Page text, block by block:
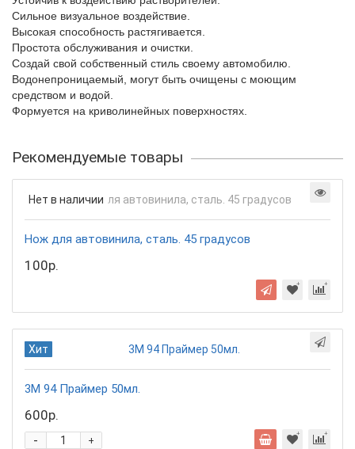
Сильное визуальное воздействие.
Высокая способность растягивается.
Простота обслуживания и очистки.
Создай свой собственный стиль своему автомобилю.
Водонепроницаемый, могут быть очищены с моющим
средством и водой.
Формуется на криволинейных поверхностях.
Рекомендуемые товары
Нет в наличии
Нож для автовинила, сталь. 45 градусов
100р.
Хит
3М 94 Праймер 50мл.
600р.
+
-